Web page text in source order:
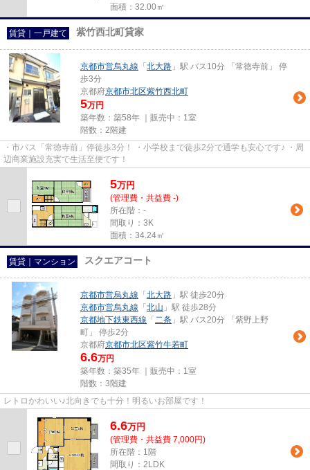
面積：32.00㎡
賃貸｜一戸建て 紫竹西北町貸家
京都市営烏丸線 「 北大路 」駅 バス10分 「常徳寺前」 停
歩3分
京都府京都市北区紫竹西北町
5万円
築年数：築58年 ｜販売中： 1室
階数：2階建
・市バス「常徳寺前」停徒歩3分！ ・小学校まで徒歩2分で通学も安心です♪ ・周
辺商業施設充実で生活至便です！
5万円
(管理費・共益費 -)
所在階：-
間取り：3K
面積：34.24㎡
賃貸｜マンション スクエアコート
京都市営烏丸線 「 北大路 」駅 徒歩20分
京都市営烏丸線 「 北山 」駅 徒歩28分
京都地下鉄東西線 「 二条 」駅 バス20分 「紫野上野
町」 停歩2分
京都府京都市北区紫竹牛若町
6.6万円
築年数：築35年 ｜販売中： 1室
階数：3階建
レトロかわいい♪北向きでも十分！明るいお部屋です！
6.6万円
(管理費・共益費 7,000円)
所在階：1階
間取り：2LDK